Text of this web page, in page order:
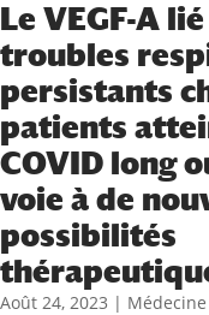
Le VEGF-A
troubles
persistants
patients
COVID long
voie à de
possibilités
Août 24, 2023 | Médecine